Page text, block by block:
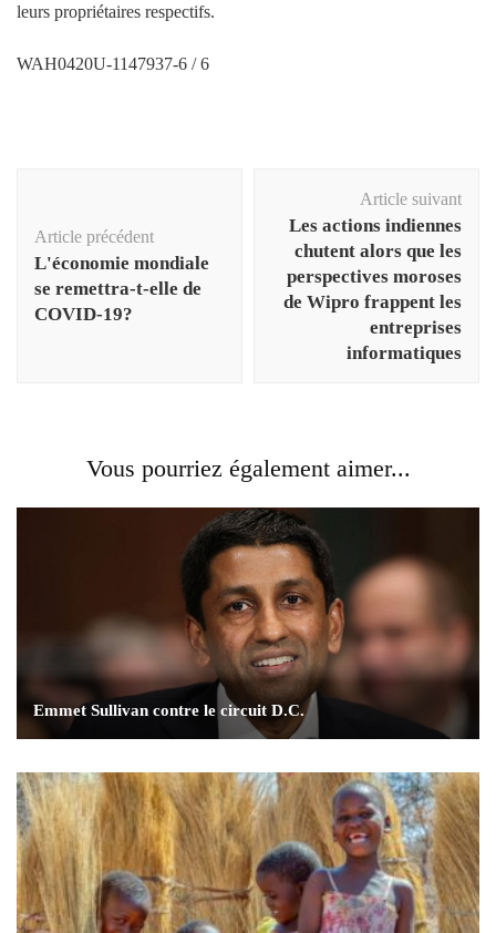
leurs propriétaires respectifs.
WAH0420U-1147937-6 / 6
Article précédent
L'économie mondiale
se remettra-t-elle de
COVID-19?
Article suivant
Les actions indiennes
chutent alors que les
perspectives moroses
de Wipro frappent les
entreprises
informatiques
Vous pourriez également aimer...
Emmet Sullivan contre le circuit D.C.